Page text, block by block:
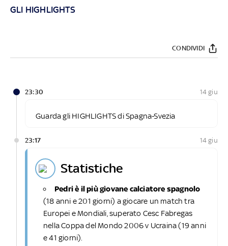
GLI HIGHLIGHTS
CONDIVIDI
23:30 14 giu
Guarda gli HIGHLIGHTS di Spagna-Svezia
23:17 14 giu
statistiche
Pedri è il più giovane calciatore spagnolo
(18 anni e 201 giorni) a giocare un match tra
Europei e Mondiali, superato Cesc Fabregas
nella Coppa del Mondo 2006 v Ucraina (19 anni
e 41 giorni).